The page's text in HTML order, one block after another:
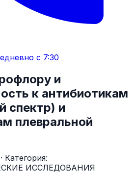
с 7:30
и
к антибиотикам
спектр) и
плевральной
· Категория:
ИССЛЕДОВАНИЯ